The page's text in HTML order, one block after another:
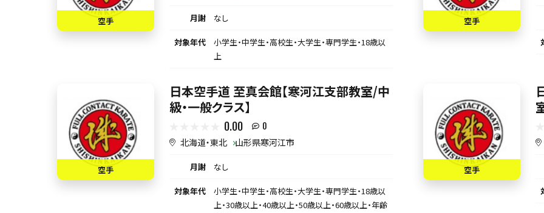
空手 月謝 なし
対象年代
小学生・中学生・高校生・大学生・専門学生・18歳以
上
空手
空手
日本空手道 至真会館【寒河江支部教室/中
級・一般クラス】
0.00 0
北海道・東北 山形県寒河江市
月謝 なし
対象年代
小学生・中学生・高校生・大学生・専門学生・18歳以
上・30歳以上・40歳以上・50歳以上・60歳以上・年齢
空手